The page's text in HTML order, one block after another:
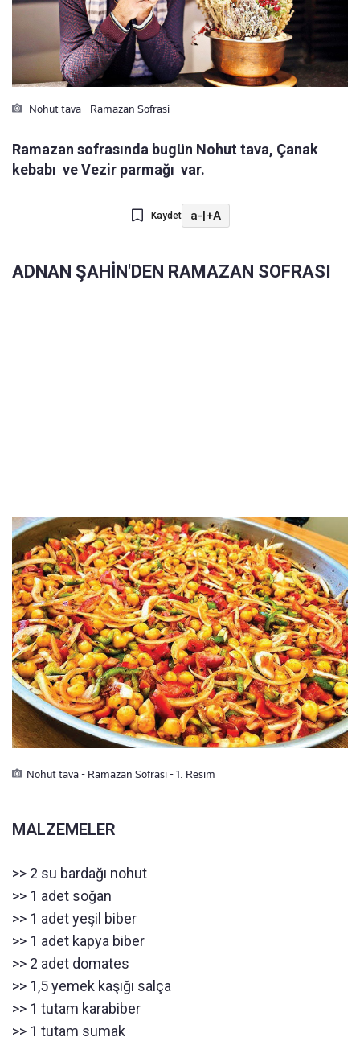
Nohut tava - Ramazan Sofrasi
Ramazan sofrasında bugün Nohut tava, Çanak
kebabı ve Vezir parmağı var.
Kaydet a-|+A
ADNAN ŞAHİN'DEN RAMAZAN SOFRASI
Nohut tava - Ramazan Sofrası - 1. Resim
MALZEMELER
>> 2 su bardağı nohut
>> 1 adet soğan
>> 1 adet yeşil biber
>> 1 adet kapya biber
>> 2 adet domates
>> 1,5 yemek kaşığı salça
>> 1 tutam karabiber
>> 1 tutam sumak